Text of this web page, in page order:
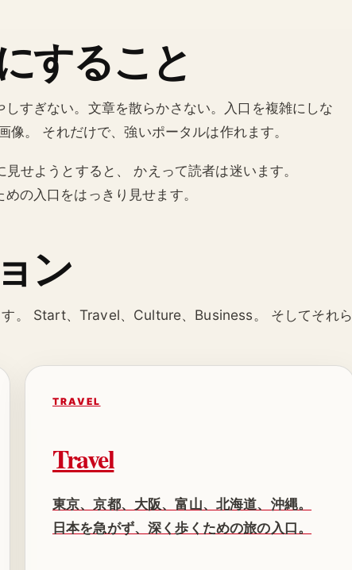
すること
すぎない。文章を散らかさない。入口を複雑にしな
。 それだけで、強いポータルは作れます。
せようとすると、 かえって読者は迷います。
の入口をはっきり見せます。
ン
。 Start、Travel、Culture、Business。 そしてそれら
TRAVEL
Travel
東京、京都、大阪、富山、北海道、沖縄。
日本を急がず、深く歩くための旅の入口。